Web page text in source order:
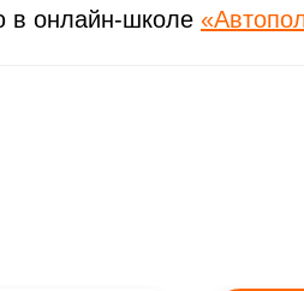
в онлайн-школе